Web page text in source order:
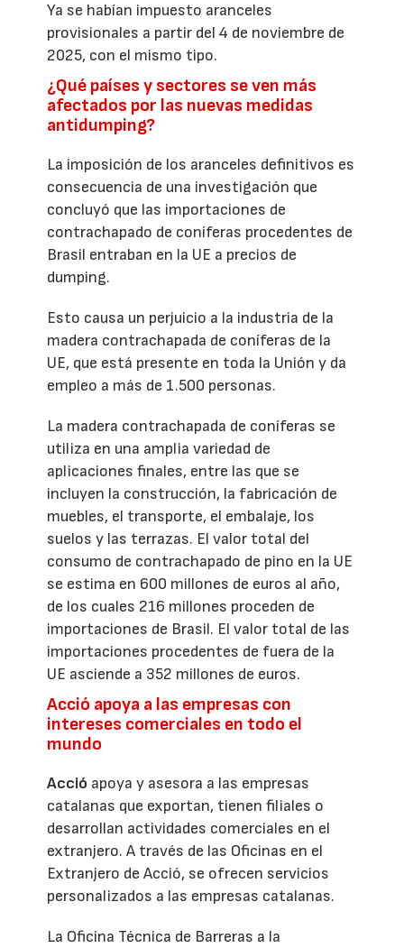
Ya se habían impuesto aranceles
provisionales a partir del 4 de noviembre de
2025, con el mismo tipo.
¿Qué países y sectores se ven más
afectados por las nuevas medidas
antidumping?
La imposición de los aranceles definitivos es
consecuencia de una investigación que
concluyó que las importaciones de
contrachapado de coníferas procedentes de
Brasil entraban en la UE a precios de
dumping.
Esto causa un perjuicio a la industria de la
madera contrachapada de coníferas de la
UE, que está presente en toda la Unión y da
empleo a más de 1.500 personas.
La madera contrachapada de coníferas se
utiliza en una amplia variedad de
aplicaciones finales, entre las que se
incluyen la construcción, la fabricación de
muebles, el transporte, el embalaje, los
suelos y las terrazas. El valor total del
consumo de contrachapado de pino en la UE
se estima en 600 millones de euros al año,
de los cuales 216 millones proceden de
importaciones de Brasil. El valor total de las
importaciones procedentes de fuera de la
UE asciende a 352 millones de euros.
Acció apoya a las empresas con
intereses comerciales en todo el
mundo
Acció apoya y asesora a las empresas
catalanas que exportan, tienen filiales o
desarrollan actividades comerciales en el
extranjero. A través de las Oficinas en el
Extranjero de Acció, se ofrecen servicios
personalizados a las empresas catalanas.
La Oficina Técnica de Barreras a la